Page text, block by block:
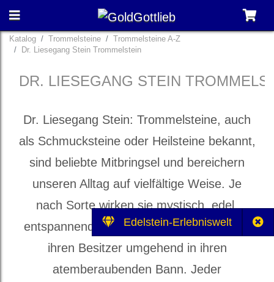
Edelstein-Erlebniswelt
Katalog Trommelsteine
Trommelsteine A-Z
Dr. Liesegang Stein Trommelstein
DR. LIESEGANG STEIN
Dr. Liesegang Stein: Trommelsteine, auch
als Schmucksteine oder Heilsteine bekannt,
sind beliebte Mitbringsel und bereichern
unseren Alltag auf vielfältige Weise. Je
nach Sorte wirken sie mystisch, edel,
entspannend und heilbringend und ziehen
ihren Besitzer umgehend in ihren
atemberaubenden Bann. Jeder